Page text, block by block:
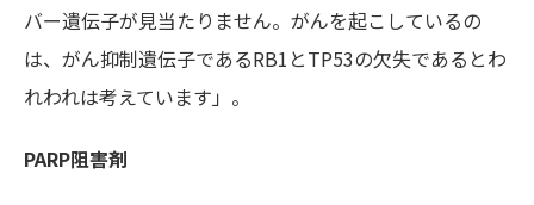
バー遺伝子が見当たりません。がんを起こしているの
は、がん抑制遺伝子であるRB1とTP53の欠失であるとわ
れわれは考えています」。
PARP阻害剤